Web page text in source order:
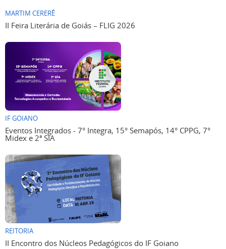
MARTIM CERERÊ
II Feira Literária de Goiás – FLIG 2026
IF GOIANO
Eventos Integrados - 7° Integra, 15° Semapós, 14° CPPG, 7°
Midex e 2ª SIA
REITORIA
II Encontro dos Núcleos Pedagógicos do IF Goiano